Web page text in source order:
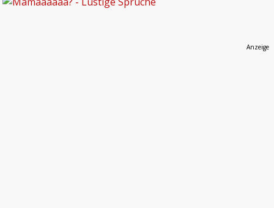
Anzeige